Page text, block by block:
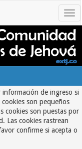
información de ingreso si
son pequeños
cookies son puestas por
Las cookies rastrean
confirme si acepta o